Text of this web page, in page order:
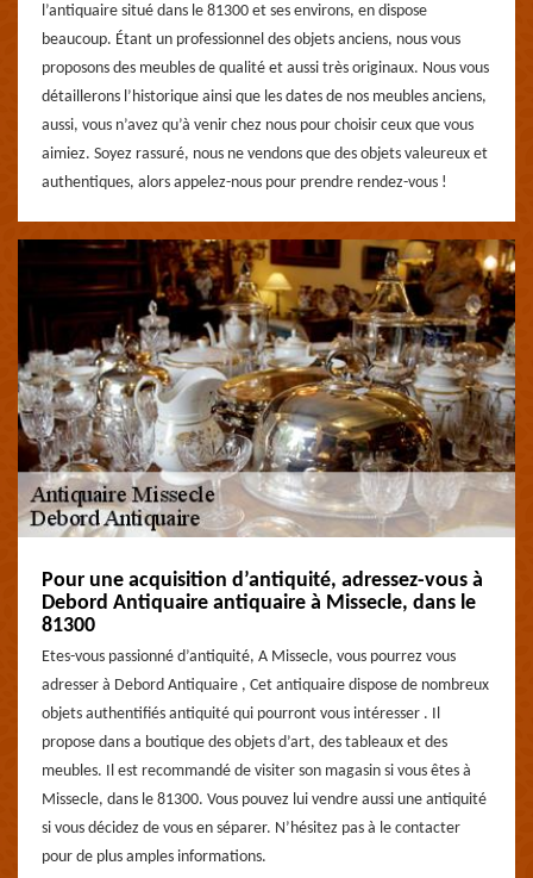
l’antiquaire situé dans le 81300 et ses environs, en dispose
beaucoup. Étant un professionnel des objets anciens, nous vous
proposons des meubles de qualité et aussi très originaux. Nous vous
détaillerons l’historique ainsi que les dates de nos meubles anciens,
aussi, vous n’avez qu’à venir chez nous pour choisir ceux que vous
aimiez. Soyez rassuré, nous ne vendons que des objets valeureux et
authentiques, alors appelez-nous pour prendre rendez-vous !
Pour une acquisition d’antiquité, adressez-vous à
Debord Antiquaire antiquaire à Missecle, dans le
81300
Etes-vous passionné d’antiquité, A Missecle, vous pourrez vous
adresser à Debord Antiquaire , Cet antiquaire dispose de nombreux
objets authentifiés antiquité qui pourront vous intéresser . Il
propose dans a boutique des objets d’art, des tableaux et des
meubles. Il est recommandé de visiter son magasin si vous êtes à
Missecle, dans le 81300. Vous pouvez lui vendre aussi une antiquité
si vous décidez de vous en séparer. N’hésitez pas à le contacter
pour de plus amples informations.